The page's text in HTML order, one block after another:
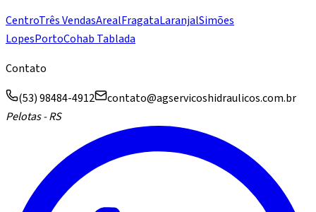
CentroTrês VendasArealFragataLaranjalSimões
LopesPortoCohab Tablada
Contato
(53) 98484-4912
contato@agservicoshidraulicos.com.br
Pelotas - RS